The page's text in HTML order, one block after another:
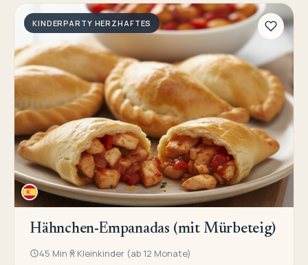
KINDERPARTY HERZHAFTES
Hähnchen-Empanadas (mit Mürbeteig)
45 Min Kleinkinder (ab 12 Monate)